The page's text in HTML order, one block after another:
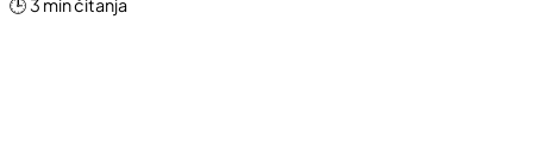
🕒 3 min čitanja